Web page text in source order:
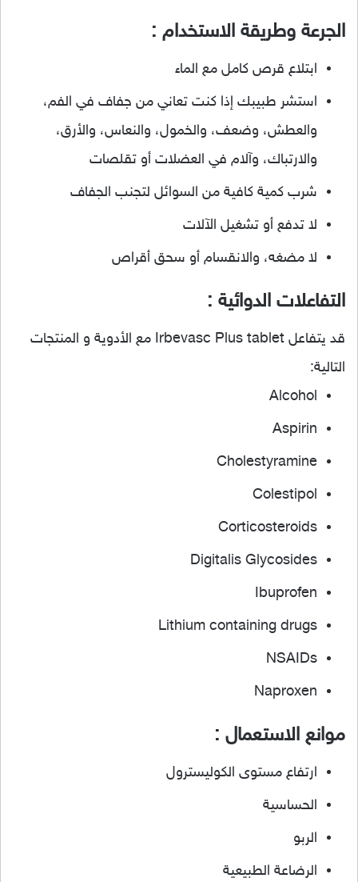
الجرعة وطريقة الاستخدام :
ابتلاع قرص كامل مع الماء
استشر طبيبك إذا كنت تعاني من جفاف في الفم،
والعطش، وضعف، والخمول، والنعاس، والأرق،
والارتباك، وآلام في العضلات أو تقلصات
شرب كمية كافية من السوائل لتجنب الجفاف
لا تدفع أو تشغيل الآلات
لا مضغه، والانقسام أو سحق أقراص
التفاعلات الدوائية :
قد يتفاعل Irbevasc Plus tablet مع الأدوية و المنتجات
التالية:
Alcohol
Aspirin
Cholestyramine
Colestipol
Corticosteroids
Digitalis Glycosides
Ibuprofen
Lithium containing drugs
NSAIDs
Naproxen
موانع الاستعمال :
ارتفاع مستوى الكوليسترول
الحساسية
الربو
الرضاعة الطبيعية